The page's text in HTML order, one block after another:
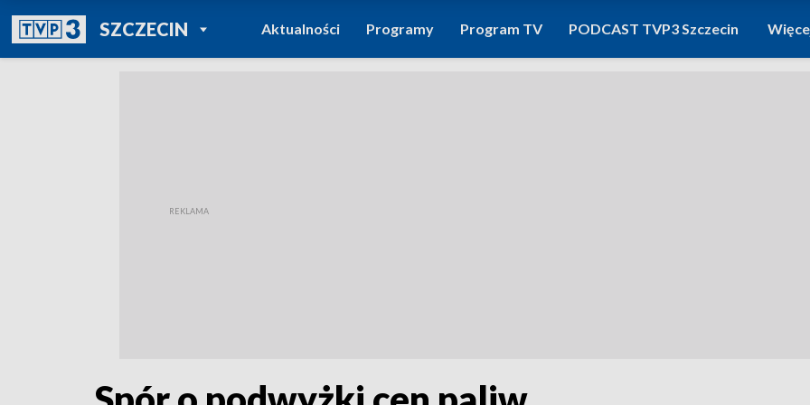
SZCZECINPOWRÓT DO
TVP REGIONY
Aktualności Programy Program TV PODCAST TVP3 Szczecin